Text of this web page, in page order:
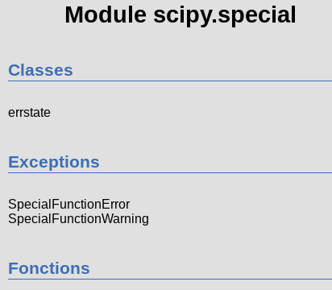
Module scipy.special
Classes
errstate
Exceptions
SpecialFunctionError
SpecialFunctionWarning
Fonctions